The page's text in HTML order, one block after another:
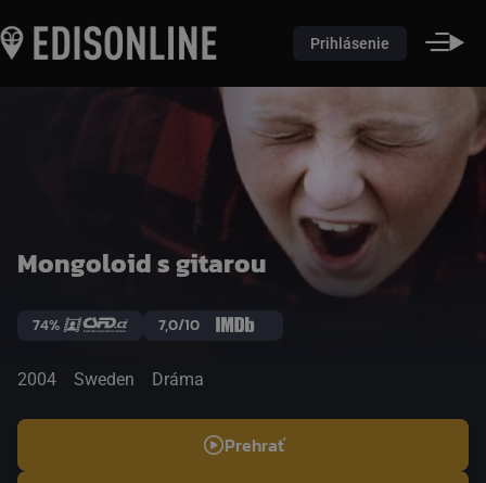
Prihlásenie
Mongoloid s gitarou
74% 7,0/10
2004 Sweden Dráma
Prehrať